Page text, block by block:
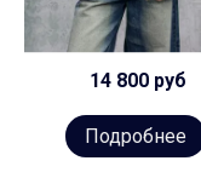
14 800 руб
Подробнее